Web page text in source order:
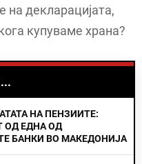
декларацијата,
купуваме храна?
НА ПЕНЗИИТЕ:
ОД ЕДНА ОД
БАНКИ ВО МАКЕДОНИЈА